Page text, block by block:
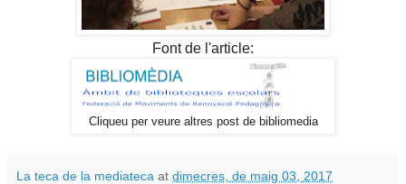
Font de l'article:
Cliqueu per veure altres post de bibliomedia
La teca de la mediateca at dimecres, de maig 03, 2017